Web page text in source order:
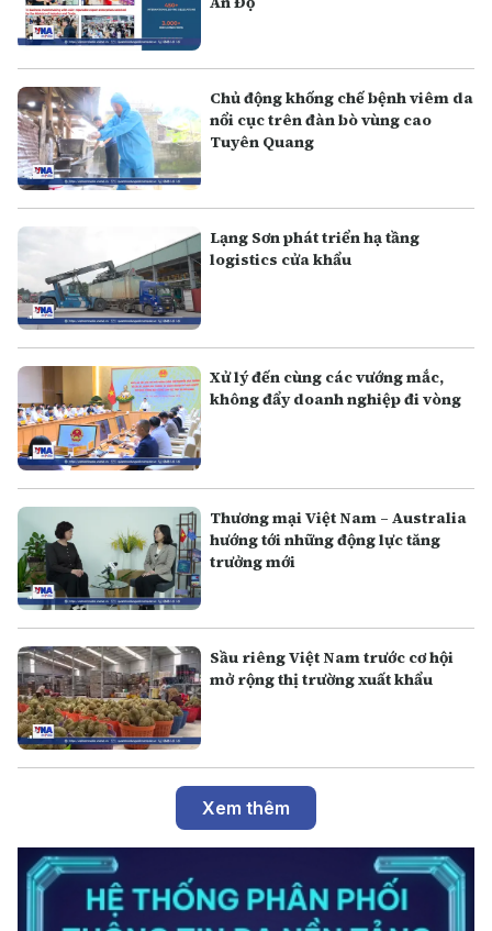
Chủ động khống chế bệnh viêm da
nổi cục trên đàn bò vùng cao
Tuyên Quang
Lạng Sơn phát triển hạ tầng
logistics cửa khẩu
Xử lý đến cùng các vướng mắc,
không đẩy doanh nghiệp đi vòng
Thương mại Việt Nam – Australia
hướng tới những động lực tăng
trưởng mới
Sầu riêng Việt Nam trước cơ hội
mở rộng thị trường xuất khẩu
Xem thêm